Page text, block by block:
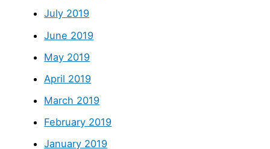
July 2019
June 2019
May 2019
April 2019
March 2019
February 2019
January 2019